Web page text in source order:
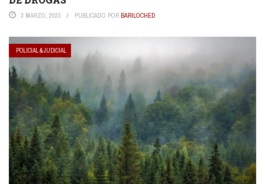
3 MARZO, 2023 PUBLICADO POR BARILOCHED
POLICIAL & JUDICIAL